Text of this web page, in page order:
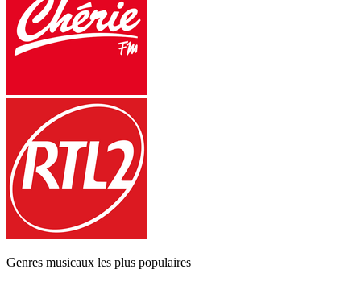
Genres musicaux les plus populaires